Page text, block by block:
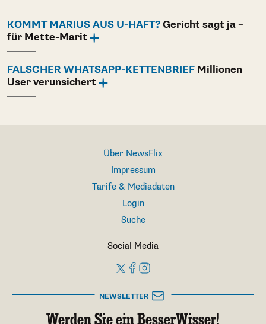
KOMMT MARIUS AUS U-HAFT? Gericht sagt ja –
für Mette-Marit
FALSCHER WHATSAPP-KETTENBRIEF Millionen
User verunsichert
Über NewsFlix
Impressum
Tarife & Mediadaten
Login
Suche
Social Media
NEWSLETTER
Werden Sie ein BesserWisser!